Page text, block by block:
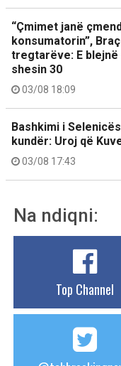
“Çmimet janë
konsumatorin”,
tregtarëve: E blejnë
shesin 30
03/08 18:09
Bashkimi i
kundër: Uroj që
03/08 17:43
Na ndiqni:
Top Channel